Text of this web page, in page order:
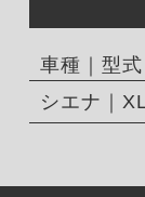
車種｜型式
シエナ｜